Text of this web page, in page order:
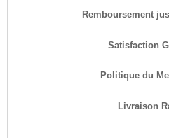
Remboursement
Satisfaction
Politique du
Livraison